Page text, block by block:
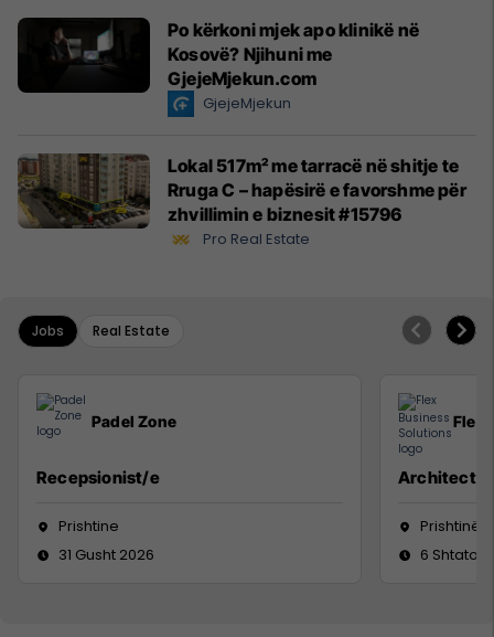
Po kërkoni mjek apo klinikë në
Kosovë? Njihuni me
GjejeMjekun.com
GjejeMjekun
Lokal 517m² me tarracë në shitje te
Rruga C – hapësirë e favorshme për
zhvillimin e biznesit #15796
Pro Real Estate
Jobs Real Estate
Padel Zone
Recepsionist/e
Prishtine
31 Gusht 2026
Flex
Architect
Prishtinë
6 Shtator